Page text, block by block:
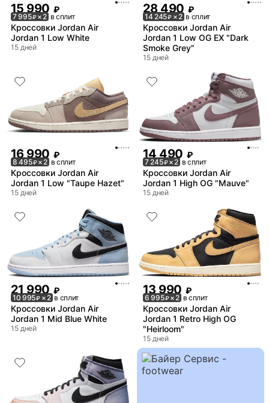
15 990 ₽
7 995₽× 2 в сплит
Кроссовки Jordan Air
Jordan 1 Low White
15 дней
28 490 ₽
14 245₽ × 2 в сплит
Кроссовки Jordan Air
Jordan 1 Low OG EX "Dark
Smoke Grey"
15 дней
16 990 ₽
8 495₽× 2 в сплит
Кроссовки Jordan Air
Jordan 1 Low "Taupe Hazet"
15 дней
14 490 ₽
7 245₽× 2 в сплит
Кроссовки Jordan Air
Jordan 1 High OG "Mauve"
15 дней
21 990 ₽
10 995₽ × 2 в сплит
Кроссовки Jordan Air
Jordan 1 Mid Blue White
15 дней
13 990 ₽
6 995₽× 2 в сплит
Кроссовки Jordan Air
Jordan 1 Retro High OG
"Heirloom"
15 дней